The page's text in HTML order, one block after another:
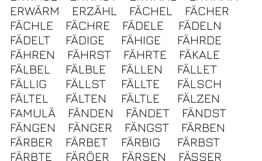
ERWÄRM
ERZÄHL FÄCHEL
FÄCHER
FÄCHLE
FÄCHRE FÄDELE
FÄDELN
FÄDELT
FÄDIGE FÄHIGE
FÄHRDE
FÄHREN
FÄHRST FÄHRTE
FÄKALE
FÄLBEL
FÄLBLE FÄLLEN
FÄLLET
FÄLLIG
FÄLLST FÄLLTE
FÄLSCH
FÄLTEL
FÄLTEN FÄLTLE
FÄLZEN
FAMULÄ
FÄNDEN FÄNDET
FÄNDST
FÄNGEN
FÄNGER FÄNGST
FÄRBEN
FÄRBER
FÄRBET FÄRBIG
FÄRBST
FÄRBTE
FÄRÖER FÄRSEN
FÄSSER